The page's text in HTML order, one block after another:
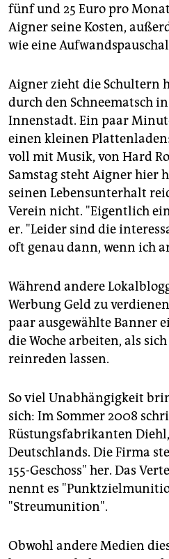
fünf und 25 Euro pro
Aigner seine Kosten,
wie eine
Aigner zieht die Schultern
durch den Schneematsch
Innenstadt. Ein paar
einen kleinen
voll mit Musik, von Hard
Samstag steht Aigner hier
seinen Lebensunterhalt
Verein nicht. "Eigentlich
er. "Leider sind die
oft genau dann, wenn ich
Während andere
Werbung Geld zu
paar ausgewählte Banner
die Woche arbeiten, als
reinreden lassen.
So viel Unabhängigkeit
sich: Im Sommer 2008
Rüstungsfabrikanten
Deutschlands. Die Firma
155-Geschoss" her. Das
nennt es
"Streumunition".
Obwohl andere Medien